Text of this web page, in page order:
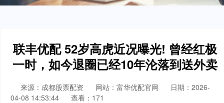
联丰优配 52岁高虎近况曝光! 曾经红极
一时，如今退圈已经10年沦落到送外卖
来源：成都股票配资 网站：富华优配官网
日期：2026-
04-08 14:53:44
查看：171